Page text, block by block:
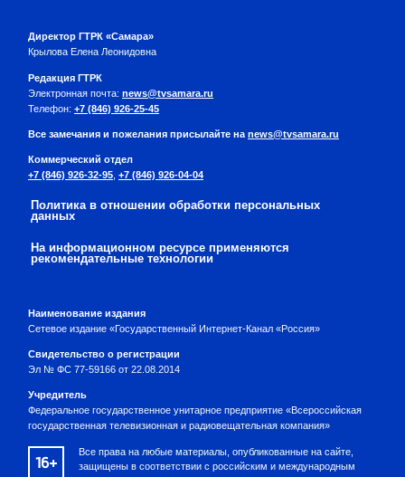
Директор ГТРК «Самара»
Крылова Елена Леонидовна
Редакция ГТРК
Электронная почта: news@tvsamara.ru
Телефон: +7 (846) 926-25-45
Все замечания и пожелания присылайте на news@tvsamara.ru
Коммерческий отдел
+7 (846) 926-32-95 +7 (846) 926-04-04
Политика в отношении обработки персональных
данных
На информационном ресурсе применяются
рекомендательные технологии
Наименование издания
Сетевое издание «Государственный Интернет-Канал «Россия»
Свидетельство о регистрации
Эл № ФС 77-59166 от 22.08.2014
Учредитель
Федеральное государственное унитарное предприятие «Всероссийская
государственная телевизионная и радиовещательная компания»
16+
Все права на любые материалы, опубликованные на сайте,
защищены в соответствии с российским и международным